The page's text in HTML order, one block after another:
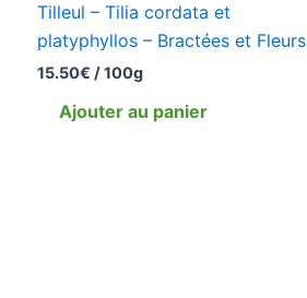
Tilleul – Tilia cordata et
platyphyllos – Bractées et Fleurs
15.50€ / 100g
Ajouter au panier